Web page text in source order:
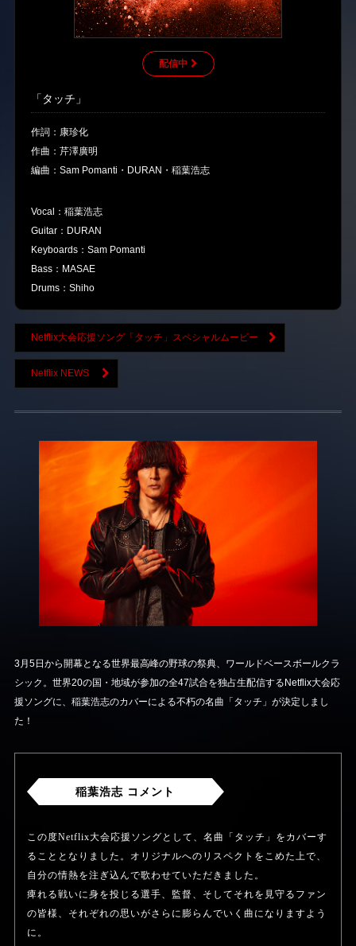
配信中
「タッチ」
作詞：康珍化
作曲：芹澤廣明
編曲：Sam Pomanti・DURAN・稲葉浩志
Vocal：稲葉浩志
Guitar：DURAN
Keyboards：Sam Pomanti
Bass：MASAE
Drums：Shiho
Netflix大会応援ソング「タッチ」スペシャルムービー
Netflix NEWS
3月5日から開幕となる世界最高峰の野球の祭典、ワールドベースボールクラ
シック。世界20の国・地域が参加の全47試合を独占生配信するNetflix大会応
援ソングに、稲葉浩志のカバーによる不朽の名曲「タッチ」が決定しまし
た！
稲葉浩志 コメント
この度Netflix大会応援ソングとして、名曲「タッチ」をカバーす
ることとなりました。オリジナルへのリスペクトをこめた上で、
自分の情熱を注ぎ込んで歌わせていただきました。
痺れる戦いに身を投じる選手、監督、そしてそれを見守るファン
の皆様、それぞれの思いがさらに膨らんでいく曲になりますよう
に。